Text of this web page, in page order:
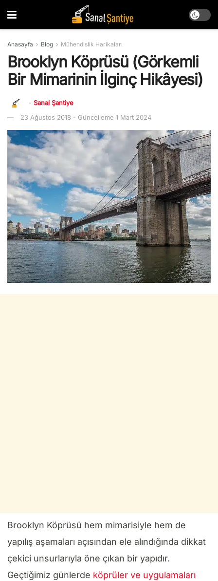
Anasayfa Blog Mühendislik Harikaları
Brooklyn Köprüsü (Görkemli
Bir Mimarinin İlginç Hikâyesi)
- Sanal Şantiye
23 Ağustos 2018 - Güncelleme 1 Mart 2024
Brooklyn Köprüsü hem mimarisiyle hem de
yapılış aşamaları açısından ele alındığında dikkat
çekici unsurlarıyla öne çıkan bir yapıdır.
Geçtiğimiz günlerde köprüler ve uygulamaları